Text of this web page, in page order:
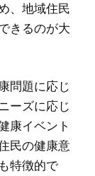
、地域住民
きるのが大
問題に応じ
ーズに応じ
康イベント
民の健康意
特徴的で